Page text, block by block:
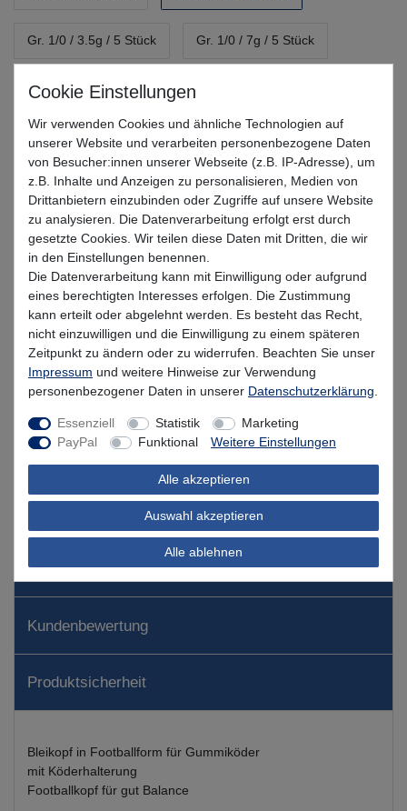
Gr. 1/0 / 3.5g / 5 Stück Gr. 1/0 / 7g / 5 Stück
Gr. 1/0 / 14g / 4 Stück Gr. 2/0 / 10g / 5 Stück
Gr. 2/0 / 21g / 4 Stück Gr. 3/0 / 14g / 4 Stück
4,99 EUR*
* inkl. MwSt. zzgl.Versandkosten
Lieferzeit 1-3 Tage (Deutschland); 3-7 Tage (Ausland)
Informationen zur Berechnung des Liefertermins hier
Mehr als 5 Stück verfügbar
In den Warenkorb
Wunschliste
Beschreibung
Kundenbewertung
Produktsicherheit
Bleikopf in Footballform für Gummiköder
mit Köderhalterung
Footballkopf für gut Balance
Wir verwenden Cookies und ähnliche Technologien auf
unserer Website und verarbeiten personenbezogene Daten
von Besucher:innen unserer Webseite (z.B. IP-Adresse), um
z.B. Inhalte und Anzeigen zu personalisieren, Medien von
Drittanbietern einzubinden oder Zugriffe auf unsere Website
zu analysieren. Die Datenverarbeitung erfolgt erst durch
gesetzte Cookies. Wir teilen diese Daten mit Dritten, die wir
in den Einstellungen benennen.
Die Datenverarbeitung kann mit Einwilligung oder aufgrund
eines berechtigten Interesses erfolgen. Die Zustimmung
kann erteilt oder abgelehnt werden. Es besteht das Recht,
nicht einzuwilligen und die Einwilligung zu einem späteren
Zeitpunkt zu ändern oder zu widerrufen. Beachten Sie unser
Impressum und weitere Hinweise zur Verwendung
personenbezogener Daten in unserer Daten­schutz­erklärung
Essenziell Statistik
Marketing
PayPal
Funktional Weitere Einstellungen
Alle akzeptieren
Auswahl akzeptieren
Alle ablehnen